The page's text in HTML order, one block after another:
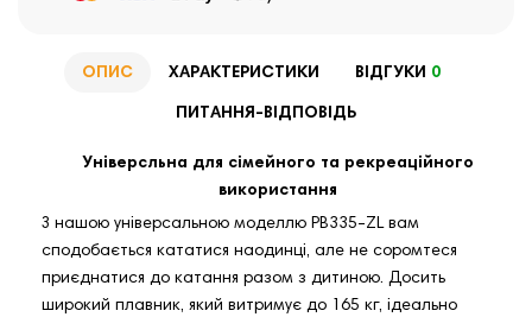
ОПИС ХАРАКТЕРИСТИКИ ВІДГУКИ 0
ПИТАННЯ-ВІДПОВІДЬ
Універсльна для сімейного та рекреаційного
використання
З нашою універсальною моделлю PB335-ZL вам
сподобається кататися наодинці, але не соромтеся
приєднатися до катання разом з дитиною. Досить
широкий плавник, який витримує до 165 кг, ідеально